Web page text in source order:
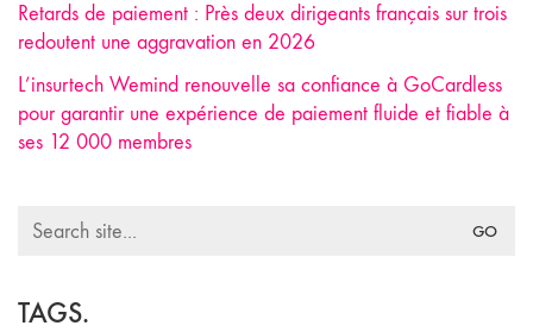
Retards de paiement : Près deux dirigeants français sur trois
redoutent une aggravation en 2026
L’insurtech Wemind renouvelle sa confiance à GoCardless
pour garantir une expérience de paiement fluide et fiable à
ses 12 000 membres
Search
TAGS.